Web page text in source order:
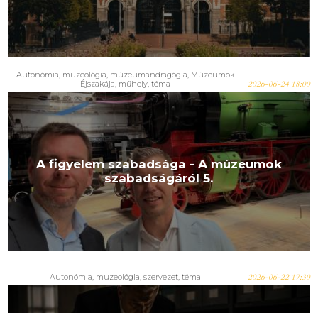
Autonómia, muzeológia, múzeumandragógia, Múzeumok
Éjszakája, műhely, téma 2026-06-24 18:00
A figyelem szabadsága - A múzeumok
szabadságáról 5.
Autonómia, muzeológia, szervezet, téma 2026-06-22 17:30